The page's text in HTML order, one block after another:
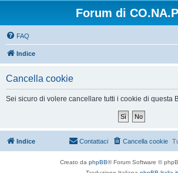
Forum di
FAQ
Indice
Cancella cookie
Sei sicuro di volere cancellare tutti i cookie di questa
Indice Cancella cookie
Contattaci
Creato da phpBB® Forum Software ©